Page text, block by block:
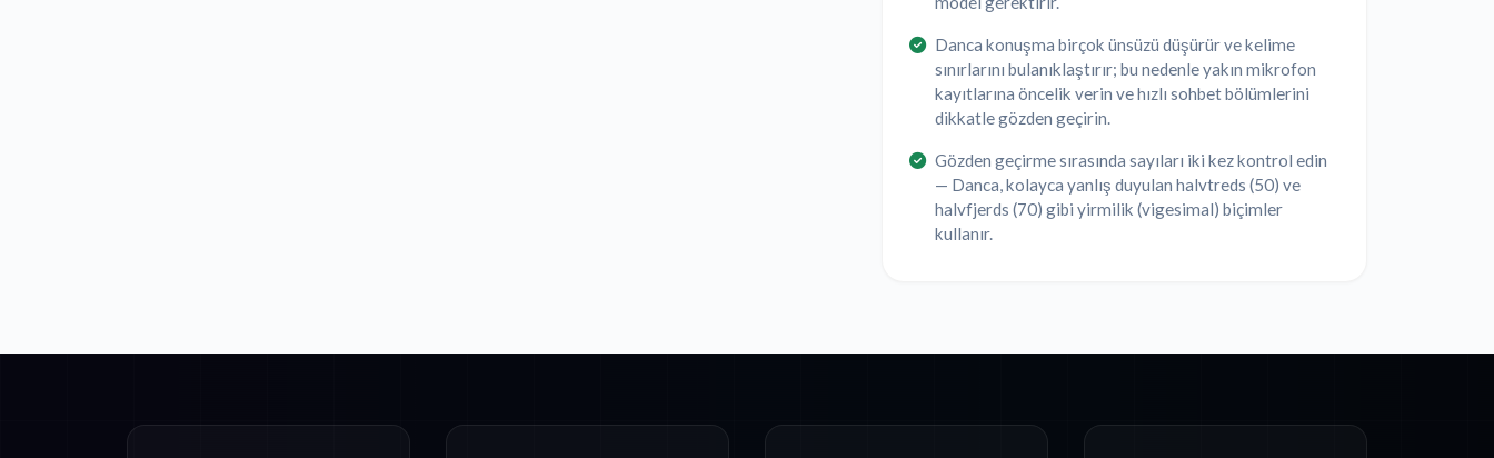
Danca konuşma birçok ünsüzü düşürür ve kelime
sınırlarını bulanıklaştırır; bu nedenle yakın mikrofon
kayıtlarına öncelik verin ve hızlı sohbet bölümlerini
dikkatle gözden geçirin.
Gözden geçirme sırasında sayıları iki kez kontrol edin
— Danca, kolayca yanlış duyulan halvtreds (50) ve
halvfjerds (70) gibi yirmilik (vigesimal) biçimler
kullanır.